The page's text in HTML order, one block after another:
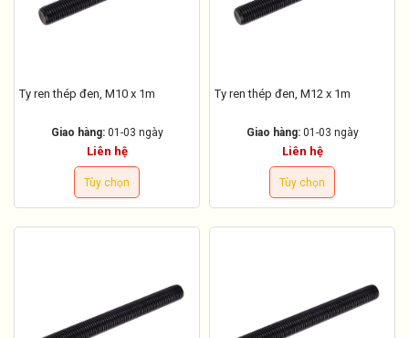
Ty ren thép đen, M10 x 1m
Giao hàng: 01-03 ngày
Liên hệ
Tùy chọn
Ty ren thép đen, M12 x 1m
Giao hàng: 01-03 ngày
Liên hệ
Tùy chọn